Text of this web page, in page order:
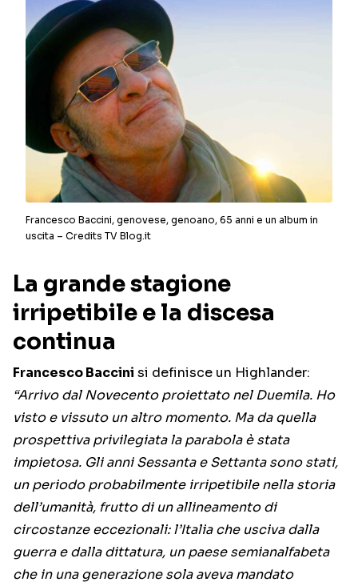
Francesco Baccini, genovese, genoano, 65 anni e un album in
uscita – Credits TV Blog.it
La grande stagione
irripetibile e la discesa
continua
Francesco Baccini si definisce un Highlander:
“Arrivo dal Novecento proiettato nel Duemila. Ho
visto e vissuto un altro momento. Ma da quella
prospettiva privilegiata la parabola è stata
impietosa. Gli anni Sessanta e Settanta sono stati,
un periodo probabilmente irripetibile nella storia
dell’umanità, frutto di un allineamento di
circostanze eccezionali: l’Italia che usciva dalla
guerra e dalla dittatura, un paese semianalfabeta
che in una generazione sola aveva mandato